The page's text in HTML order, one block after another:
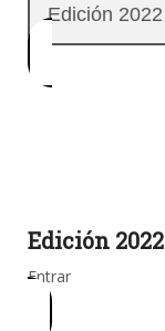
Edición 2022
Edición 2022
Entrar